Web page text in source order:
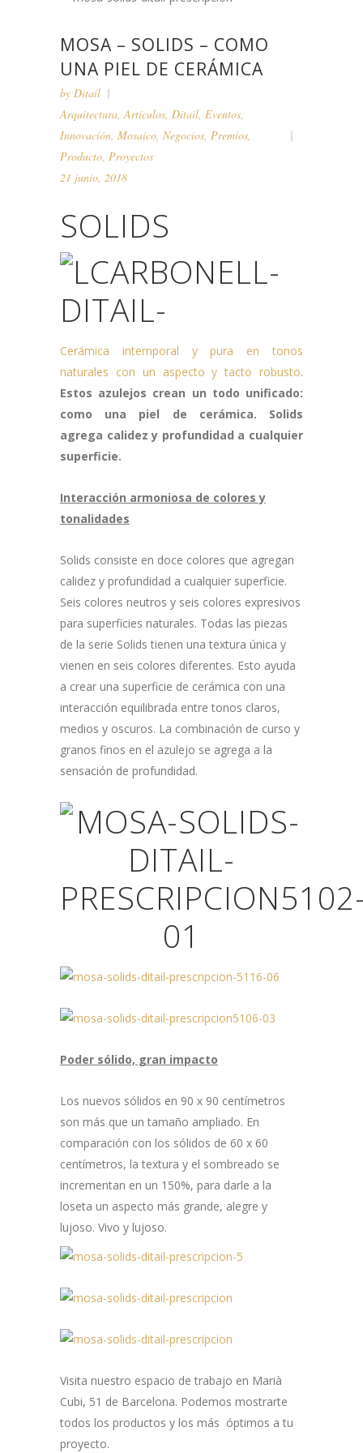
MOSA – SOLIDS – COMO
UNA PIEL DE CERÁMICA
by Ditail
Arquitectura,Artículos, Ditail, Eventos,
Innovación, Mosaico, Negocios, Premios,
Producto, Proyectos
21 junio, 2018
SOLIDS
Cerámica intemporal y pura en tonos
naturales con un aspecto y tacto robusto.
Estos azulejos crean un todo unificado:
como una piel de cerámica. Solids
agrega calidez y profundidad a cualquier
superficie.
Interacción armoniosa de colores y
tonalidades
Solids consiste en doce colores que agregan
calidez y profundidad a cualquier superficie.
Seis colores neutros y seis colores expresivos
para superficies naturales. Todas las piezas
de la serie Solids tienen una textura única y
vienen en seis colores diferentes. Esto ayuda
a crear una superficie de cerámica con una
interacción equilibrada entre tonos claros,
medios y oscuros. La combinación de curso y
granos finos en el azulejo se agrega a la
sensación de profundidad.
Poder sólido, gran impacto
Los nuevos sólidos en 90 x 90 centímetros
son más que un tamaño ampliado. En
comparación con los sólidos de 60 x 60
centímetros, la textura y el sombreado se
incrementan en un 150%, para darle a la
loseta un aspecto más grande, alegre y
lujoso. Vivo y lujoso.
Visita nuestro espacio de trabajo en Marià
Cubi, 51 de Barcelona. Podemos mostrarte
todos los productos y los más óptimos a tu
proyecto.